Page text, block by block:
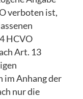
verboten ist,
HCVO
Art. 13
im Anhang der
nur die